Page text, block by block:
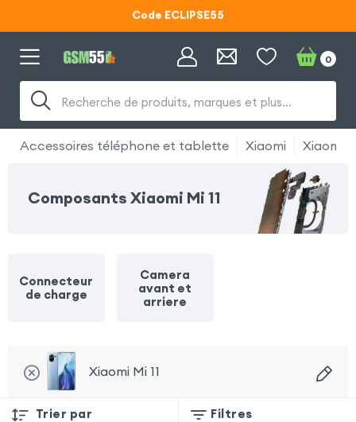
Code ECLIPSE55
Code ECLIPSE55
Recherche de produits, marques et plus…
0
Accessoires téléphone et tablette Xiaomi Xiaomi
Composants Xiaomi Mi 11
Connecteur
de charge
Camera
avant et
arriere
Xiaomi Mi 11
Trier par Filtres